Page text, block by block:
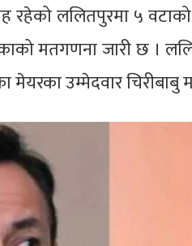
रहेको ललितपुरमा ५
मतगणना जारी छ ।
मेयरका उम्मेदवार